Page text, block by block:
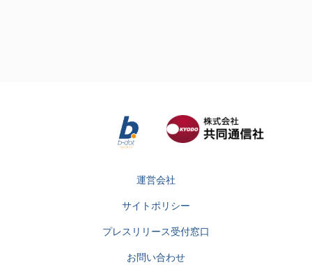
運営会社
サイトポリシー
プレスリリース受付窓口
お問い合わせ